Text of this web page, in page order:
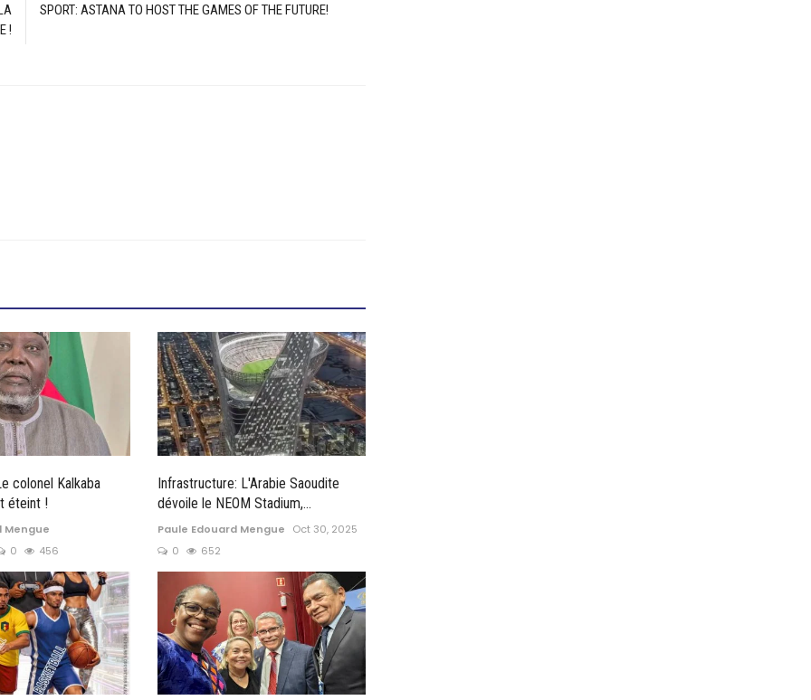
!
SPORT: ASTANA TO HOST THE GAMES OF THE FUTURE!
colonel Kalkaba
éteint !
Mengue
0 456
Infrastructure: L'Arabie Saoudite
dévoile le NEOM Stadium,...
Paule Edouard Mengue
Oct 30, 2025
0
652